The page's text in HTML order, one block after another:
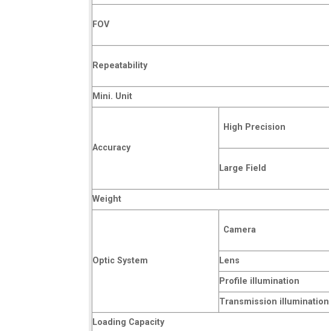
FOV
Repeatability
Mini. Unit
Accuracy
High Precision
Large Field
Weight
Optic System
Camera
Lens
Profile illumination
Transmission illumination
Loading Capacity